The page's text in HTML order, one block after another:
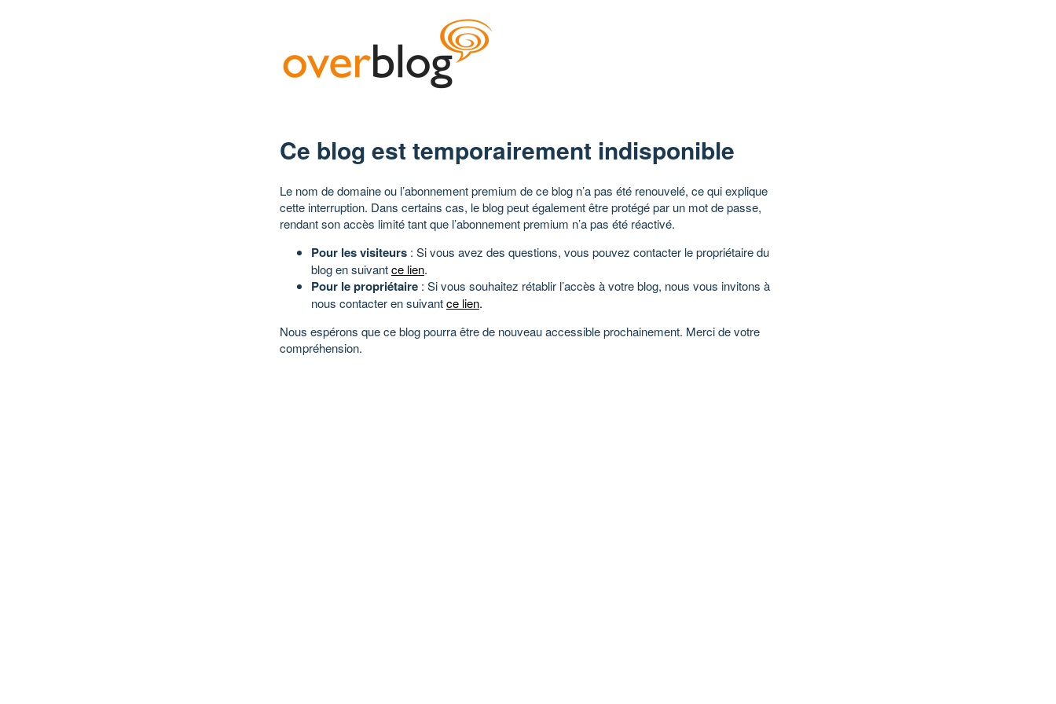
Ce blog est temporairement indisponible
Le nom de domaine ou l’abonnement premium de ce blog n’a pas été renouvelé, ce qui explique
cette interruption. Dans certains cas, le blog peut également être protégé par un mot de passe,
rendant son accès limité tant que l’abonnement premium n’a pas été réactivé.
Pour les visiteurs : Si vous avez des questions, vous pouvez contacter le propriétaire du
blog en suivantce lien.
Pour le propriétaire : Si vous souhaitez rétablir l’accès à votre blog, nous vous invitons à
nous contacter en suivantce lien.
Nous espérons que ce blog pourra être de nouveau accessible prochainement. Merci de votre
compréhension.